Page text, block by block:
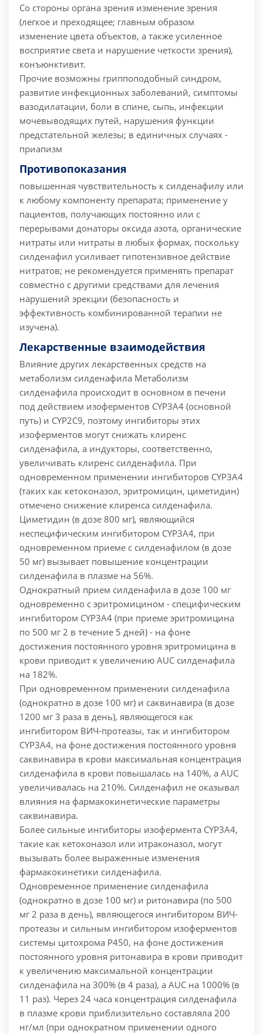
Со стороны органа зрения изменение зрения
(легкое и преходящее; главным образом
изменение цвета объектов, а также усиленное
восприятие света и нарушение четкости зрения),
конъюнктивит.
Прочие возможны гриппоподобный синдром,
развитие инфекционных заболеваний, симптомы
вазодилатации, боли в спине, сыпь, инфекции
мочевыводящих путей, нарушения функции
предстательной железы; в единичных случаях -
приапизм
Противопоказания
повышенная чувствительность к силденафилу или
к любому компоненту препарата; применение у
пациентов, получающих постоянно или с
перерывами донаторы оксида азота, органические
нитраты или нитраты в любых формах, поскольку
силденафил усиливает гипотензивное действие
нитратов; не рекомендуется применять препарат
совместно с другими средствами для лечения
нарушений эрекции (безопасность и
эффективность комбинированной терапии не
изучена).
Лекарственные взаимодействия
Влияние других лекарственных средств на
метаболизм силденафила Метаболизм
силденафила происходит в основном в печени
под действием изоферментов CYP3A4 (основной
путь) и CYP2C9, поэтому ингибиторы этих
изоферментов могут снижать клиренс
силденафила, а индукторы, соответственно,
увеличивать клиренс силденафила. При
одновременном применении ингибиторов CYP3A4
(таких как кетоконазол, эритромицин, циметидин)
отмечено снижение клиренса силденафила.
Циметидин (в дозе 800 мг), являющийся
неспецифическим ингибитором CYP3A4, при
одновременном приеме с силденафилом (в дозе
50 мг) вызывает повышение концентрации
силденафила в плазме на 56%.
Однократный прием силденафила в дозе 100 мг
одновременно с эритромицином - специфическим
ингибитором CYP3A4 (при приеме эритромицина
по 500 мг 2 в течение 5 дней) - на фоне
достижения постоянного уровня эритромицина в
крови приводит к увеличению AUC силденафила
на 182%.
При одновременном применении силденафила
(однократно в дозе 100 мг) и саквинавира (в дозе
1200 мг 3 раза в день), являющегося как
ингибитором ВИЧ-протеазы, так и ингибитором
CYP3A4, на фоне достижения постоянного уровня
саквинавира в крови максимальная концентрация
силденафила в крови повышалась на 140%, а AUC
увеличивалась на 210%. Силденафил не оказывал
влияния на фармакокинетические параметры
саквинавира.
Более сильные ингибиторы изофермента CYP3A4,
такие как кетоконазол или итраконазол, могут
вызывать более выраженные изменения
фармакокинетики силденафила.
Одновременное применение силденафила
(однократно в дозе 100 мг) и ритонавира (по 500
мг 2 раза в день), являющегося ингибитором ВИЧ-
протеазы и сильным ингибитором изоферментов
системы цитохрома Р450, на фоне достижения
постоянного уровня ритонавира в крови приводит
к увеличению максимальной концентрации
силденафила на 300% (в 4 раза), а AUC на 1000% (в
11 раз). Через 24 часа концентрация силденафила
в плазме крови приблизительно составляла 200
нг/мл (при однократном применении одного